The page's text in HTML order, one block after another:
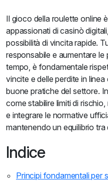
Il gioco della roulette online
appassionati di casinò
possibilità di vincita rapide.
responsabile e aumentare le
tempo, è fondamentale
vincite e delle perdite in
buone pratiche del settore.
come stabilire limiti di
e integrare le normative
mantenendo un equilibrio
Indice
Principi fondamentali per